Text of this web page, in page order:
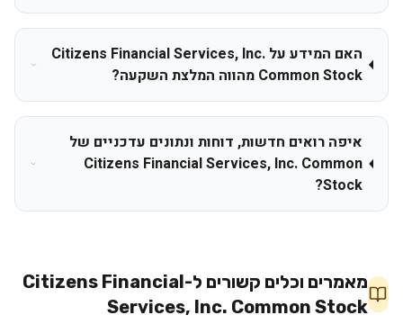
האם המידע על Citizens Financial Services, Inc.
Common Stock מהווה המלצת השקעה?
איפה רואים חדשות, דוחות ונתונים עדכניים של
Citizens Financial Services, Inc. Common
Stock?
מאמרים וכלים קשורים ל-Citizens Financial
Services, Inc. Common Stock